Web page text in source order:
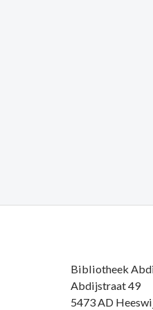
Bibliotheek
Abdijstraat 49
5473 AD